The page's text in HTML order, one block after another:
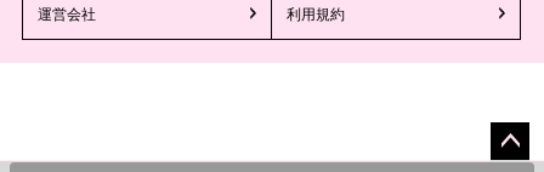
運営会社 利用規約